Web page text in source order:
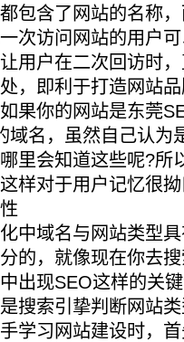
包含了网站的名称
次访问网站的用户
用户在二次回访时
，即利于打造网站
果你的网站是东莞
域名，虽然自己认为
里会知道这些呢?所
样对于用户记忆很
域名与网站类型具
的，就像现在你去
出现SEO这样的关
搜索引挚判断网站
学习网站建设时，